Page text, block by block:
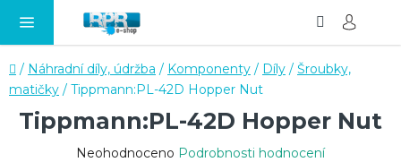
Domů
/ Náhradní díly, údržba / Komponenty / Díly / Šroubky,
matičky / Tippmann:PL-42D Hopper Nut
Tippmann:PL-42D Hopper Nut
Průměrné
Neohodnoceno Podrobnosti hodnocení